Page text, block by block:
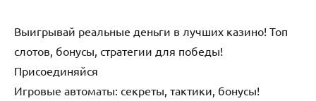
Выигрывай реальные деньги в лучших казино! Топ
слотов, бонусы, стратегии для победы!
Присоединяйся
Игровые автоматы: секреты, тактики, бонусы!